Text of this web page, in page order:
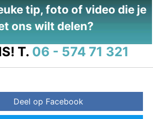
tip, foto of video die je
ons wilt delen?
T. 06 - 574 71 321
Deel op Facebook